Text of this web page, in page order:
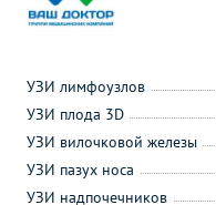
УЗИ лимфоузлов
УЗИ плода 3D
УЗИ вилочковой железы
УЗИ пазух носа
УЗИ надпочечников